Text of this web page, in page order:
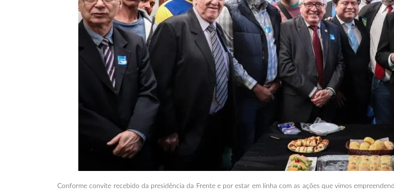
Conforme convite recebido da presidência da Frente e por estar em linha com as ações que vimos